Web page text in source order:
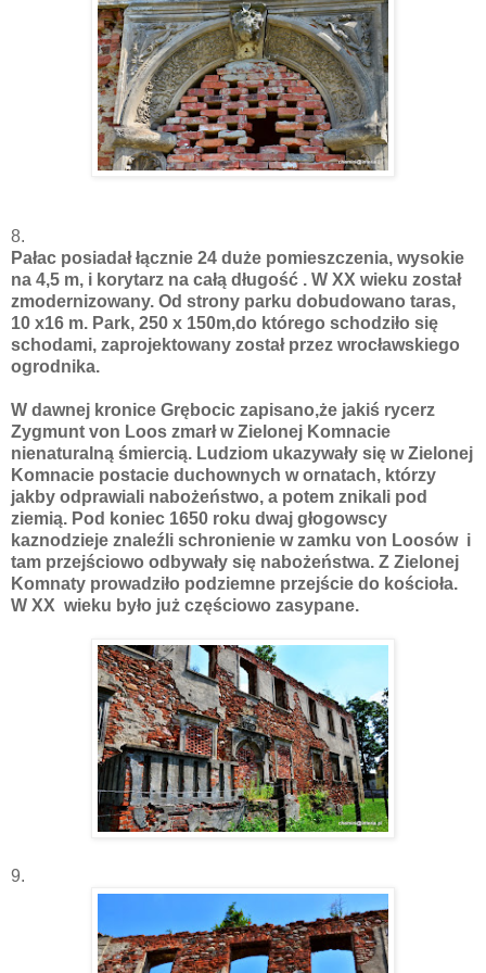
8.
Pałac posiadał łącznie 24 duże pomieszczenia, wysokie
na 4,5 m, i korytarz na całą długość . W XX wieku został
zmodernizowany. Od strony parku dobudowano taras,
10 x16 m. Park, 250 x 150m,do którego schodziło się
schodami, zaprojektowany został przez wrocławskiego
ogrodnika.
W dawnej kronice Grębocic zapisano,że jakiś rycerz
Zygmunt von Loos zmarł w Zielonej Komnacie
nienaturalną śmiercią. Ludziom ukazywały się w Zielonej
Komnacie postacie duchownych w ornatach, którzy
jakby odprawiali nabożeństwo, a potem znikali pod
ziemią. Pod koniec 1650 roku dwaj głogowscy
kaznodzieje znaleźli schronienie w zamku von Loosów i
tam przejściowo odbywały się nabożeństwa. Z Zielonej
Komnaty prowadziło podziemne przejście do kościoła.
W XX wieku było już częściowo zasypane.
9.